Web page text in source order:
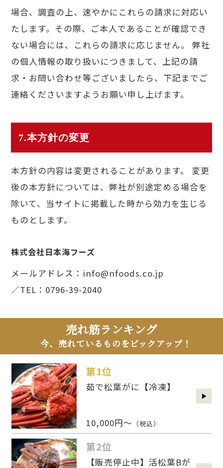
場合、調査の上、速やかにこれらの請求に対応い
たします。その際、ご本人であることが確認でき
ない場合には、これらの請求に応じません。 弊社
の個人情報の取り扱いにつきまして、上記の請
求・お問い合わせ等ございましたら、下記までご
連絡くださいますようお願い申し上げます。
7.本方針の変更
本方針の内容は変更されることがあります。 変更
後の本方針については、弊社が別途定める場合を
除いて、当サイトに掲載した時から効力を生じる
ものとします。
株式会社日本海フーズ
メールアドレス：info@nfoods.co.jp
／TEL：0796-39-2040
売れ筋ランキング
今、売れているものをピックアップ！
第1位
茹で松葉がに【冷凍】
10,000円～ （税込）
第2位
【販売停止中】活松葉Bが